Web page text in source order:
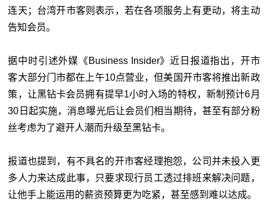
连天；台湾开市客则表示，若在各项服务上有更动，将主动
告知会员。
据中时引述外媒《Business Insider》近日报道指出，开市
客大部分门市都在上午10点营业，但美国开市客将推出新政
策，让黑钻卡会员拥有提早1小时入场的特权，新制预计6月
30日起实施，消息曝光后让会员们相当期待，甚至有部分粉
丝考虑为了避开人潮而升级至黑钻卡。
报道也提到，有不具名的开市客经理抱怨，公司并未投入更
多人力来达成此事，只要求现行员工透过排班来解决问题，
让他手上能运用的薪资预算更为吃紧，甚至感到难以达成。